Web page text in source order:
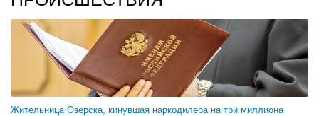
Жительница Озерска, кинувшая наркодилера на три миллиона